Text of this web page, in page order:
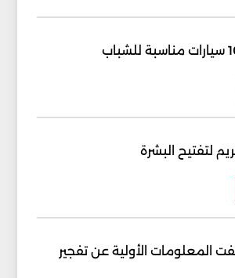
لتفتيح البشرة
المعلومات الأولية عن تفجير